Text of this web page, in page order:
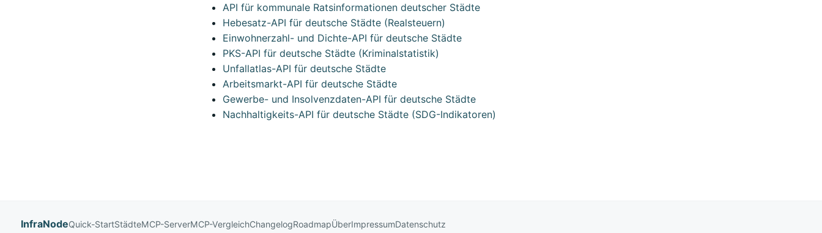
API für kommunale Ratsinformationen deutscher Städte
Hebesatz-API für deutsche Städte (Realsteuern)
Einwohnerzahl- und Dichte-API für deutsche Städte
PKS-API für deutsche Städte (Kriminalstatistik)
Unfallatlas-API für deutsche Städte
Arbeitsmarkt-API für deutsche Städte
Gewerbe- und Insolvenzdaten-API für deutsche Städte
Nachhaltigkeits-API für deutsche Städte (SDG-Indikatoren)
InfraNodeQuick-StartStädteMCP-ServerMCP-VergleichChangelogRoadmapÜberImpressumDatenschutz